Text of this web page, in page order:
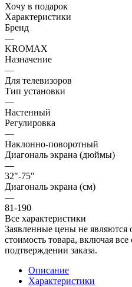
Хочу в подарок
Характеристики
Бренд
—
KROMAX
Назначение
—
Для телевизоров
Тип установки
—
Настенный
Регулировка
—
Наклонно-поворотный
Диагональ экрана (дюймы)
—
32"-75"
Диагональ экрана (см)
—
81-190
Все характеристики
Заявленные цены не являются
стоимость товара, включая
подтверждении заказа.
Описание
Характеристики